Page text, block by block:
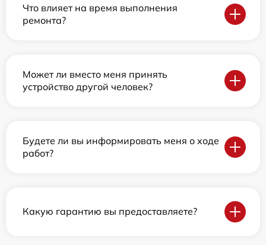
Что влияет на время выполнения
ремонта?
Может ли вместо меня принять
устройство другой человек?
Будете ли вы информировать меня о ходе
работ?
Какую гарантию вы предоставляете?